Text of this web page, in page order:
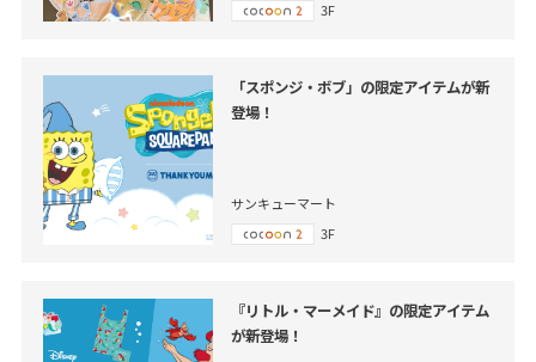
3F
「スポンジ・ボブ」の限定アイテムが新
登場！
サンキューマート
3F
『リトル・マーメイド』の限定アイテム
が新登場！